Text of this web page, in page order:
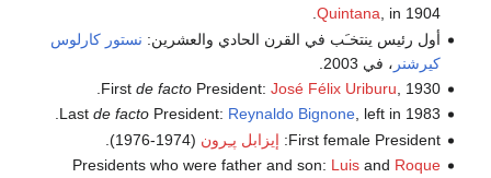
Quintana, in 1904.
أول رئيس ينتخـَب في القرن الحادي والعشرين: نستور كارلوس
كيرشنر ، في 2003.
First de factoPresident: José Félix Uriburu , 1930.
Last de factoPresident: Reynaldo Bignone, left in 1983.
First female President:
إيزابل پـِرون (1974-1976).
Presidents who were father and son: Luisand Roque